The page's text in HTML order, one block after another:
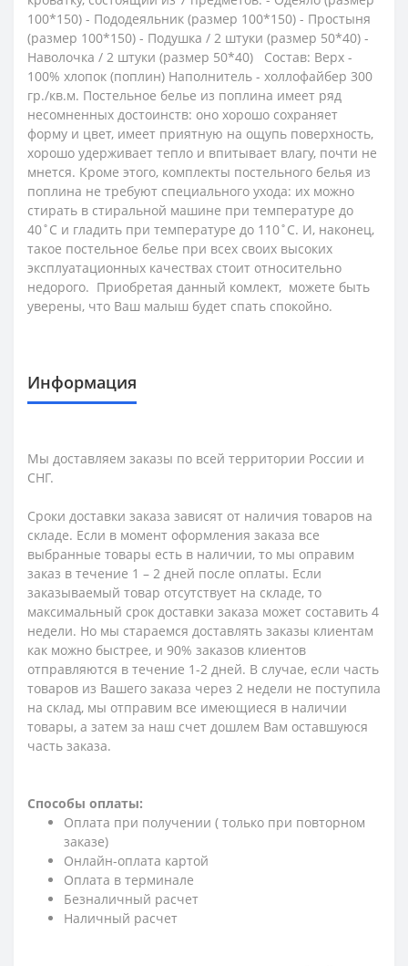
100*150) - Пододеяльник (размер 100*150) - Простыня
(размер 100*150) - Подушка / 2 штуки (размер 50*40) -
Наволочка / 2 штуки (размер 50*40) Состав: Верх -
100% хлопок (поплин) Наполнитель - холлофайбер 300
гр./кв.м. Постельное белье из поплина имеет ряд
несомненных достоинств: оно хорошо сохраняет
форму и цвет, имеет приятную на ощупь поверхность,
хорошо удерживает тепло и впитывает влагу, почти не
мнется. Кроме этого, комплекты постельного белья из
поплина не требуют специального ухода: их можно
стирать в стиральной машине при температуре до
40˚С и гладить при температуре до 110˚С. И, наконец,
такое постельное белье при всех своих высоких
эксплуатационных качествах стоит относительно
недорого. Приобретая данный комлект, можете быть
уверены, что Ваш малыш будет спать спокойно.
Информация
Мы доставляем заказы по всей территории России и
СНГ.
Сроки доставки заказа зависят от наличия товаров на
складе. Если в момент оформления заказа все
выбранные товары есть в наличии, то мы оправим
заказ в течение 1 – 2 дней после оплаты. Если
заказываемый товар отсутствует на складе, то
максимальный срок доставки заказа может составить 4
недели. Но мы стараемся доставлять заказы клиентам
как можно быстрее, и 90% заказов клиентов
отправляются в течение 1-2 дней. В случае, если часть
товаров из Вашего заказа через 2 недели не поступила
на склад, мы отправим все имеющиеся в наличии
товары, а затем за наш счет дошлем Вам оставшуюся
часть заказа.
Способы оплаты:
Оплата при получении ( только при повторном
заказе)
Онлайн-оплата картой
Оплата в терминале
Безналичный расчет
Наличный расчет